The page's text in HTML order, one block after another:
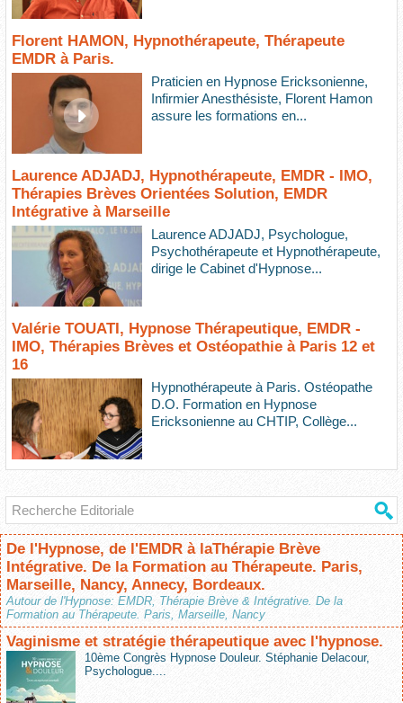
Florent HAMON, Hypnothérapeute, Thérapeute
EMDR à Paris.
Praticien en Hypnose Ericksonienne,
Infirmier Anesthésiste, Florent Hamon
assure les formations en...
Laurence ADJADJ, Hypnothérapeute, EMDR - IMO,
Thérapies Brèves Orientées Solution, EMDR
Intégrative à Marseille
Laurence ADJADJ, Psychologue,
Psychothérapeute et Hypnothérapeute,
dirige le Cabinet d'Hypnose...
Valérie TOUATI, Hypnose Thérapeutique, EMDR -
IMO, Thérapies Brèves et Ostéopathie à Paris 12 et
16
Hypnothérapeute à Paris. Ostéopathe
D.O. Formation en Hypnose
Ericksonienne au CHTIP, Collège...
De l'Hypnose, de l'EMDR à laThérapie Brève
Intégrative. De la Formation au Thérapeute. Paris,
Marseille, Nancy, Annecy, Bordeaux.
Autour de l'Hypnose: EMDR, Thérapie Brève & Intégrative. De la
Formation au Thérapeute. Paris, Marseille, Nancy
Vaginisme et stratégie thérapeutique avec l'hypnose.
10ème Congrès Hypnose Douleur. Stéphanie Delacour,
Psychologue....